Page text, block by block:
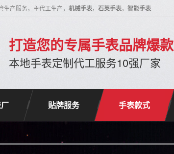
产服务，主代工生产， 机械手表， 石英手表， 智能手表
打造您的专属手表品牌爆款
本地手表定制代工服务10强厂家
贴牌服务 手表款式